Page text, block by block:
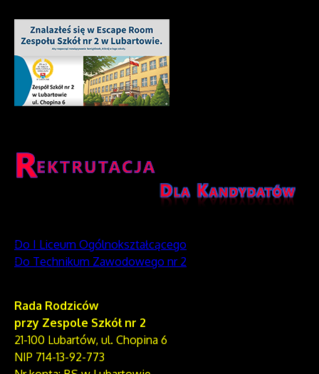
Do I Liceum Ogólnokształcącego
Do Technikum Zawodowego nr 2
Rada Rodziców
przy Zespole Szkół nr 2
21-100 Lubartów, ul. Chopina 6
NIP 714-13-92-773